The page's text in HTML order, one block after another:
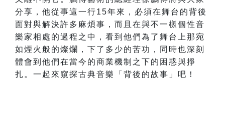
分享，他從事這一行15年來，必須在舞台的背後
面對與解決許多麻煩事，而且在與不一樣個性音
樂家相處的過程之中，看到他們為了舞台上那宛
如煙火般的燦爛，下了多少的苦功，同時也深刻
體會到他們在當今的商業機制之下的困惑與掙
扎。一起來窺探古典音樂「背後的故事」吧！